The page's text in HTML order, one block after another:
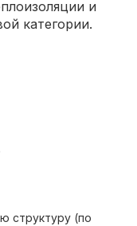
и
категории.
структуру (по